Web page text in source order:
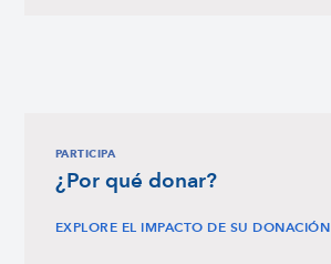
PARTICIPA
¿Por qué donar?
EXPLORE EL IMPACTO DE SU DONACIÓN